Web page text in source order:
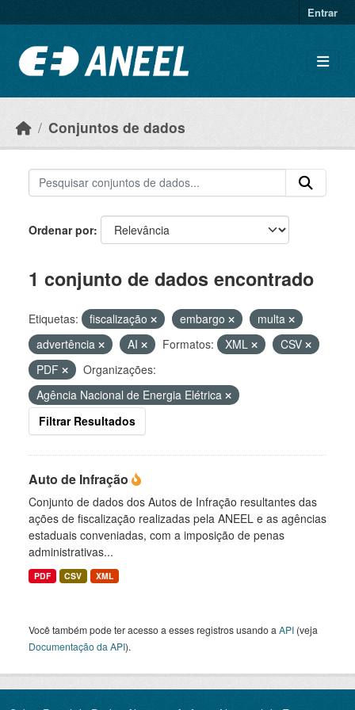
Entrar
Conjuntos de dados
Ordenar por
1 conjunto de dados encontrado
Etiquetas: fiscalização embargo
multa
advertência
AI Formatos: XML
CSV
PDF
Organizações:
Agência Nacional de Energia Elétrica
Filtrar Resultados
Auto de Infração
Conjunto de dados dos Autos de Infração resultantes das
ações de fiscalização realizadas pela ANEEL e as agências
estaduais conveniadas, com a imposição de penas
administrativas...
PDF CSV XML
Você também pode ter acesso a esses registros usando a API (veja
Documentação da API).